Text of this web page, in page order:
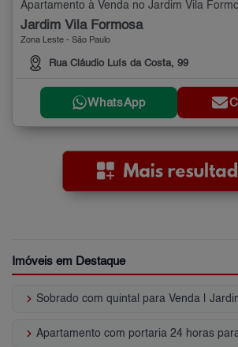
Jardim Vila Formosa
Zona Leste - São Paulo
Rua Cláudio Luís da Costa, 99
WhatsApp
Imóveis em Destaque
keyboard_arrow_right
keyboard_arrow_right